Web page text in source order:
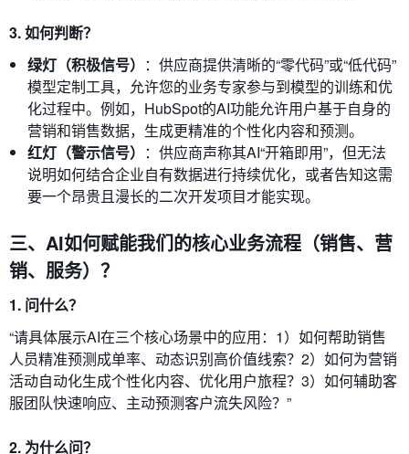
3. 如何判断？
绿灯（积极信号） ：供应商提供清晰的“零代码”或“低代码”
模型定制工具，允许您的业务专家参与到模型的训练和优
化过程中。例如，HubSpot的AI功能允许用户基于自身的
营销和销售数据，生成更精准的个性化内容和预测。
红灯（警示信号） ：供应商声称其AI“开箱即用”，但无法
说明如何结合企业自有数据进行持续优化，或者告知这需
要一个昂贵且漫长的二次开发项目才能实现。
三、AI如何赋能我们的核心业务流程（销售、营
销、服务）？
1. 问什么？
“请具体展示AI在三个核心场景中的应用：1）如何帮助销售
人员精准预测成单率、动态识别高价值线索？2）如何为营销
活动自动化生成个性化内容、优化用户旅程？3）如何辅助客
服团队快速响应、主动预测客户流失风险？”
2. 为什么问？